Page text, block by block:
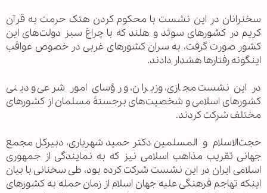
سخنرانان در این نشست با محکوم کردن هتک حرمت به قرآن
کریم در کشورهای سوئد و هلند که با چراغ سبز دولت‌های این
کشور صورت گرفت، به سران کشورهای غربی در خصوص عواقب
اینگونه رفتارها هشدار دادند.
در این نشست مجازی، وزیران، و رؤسای امور شرعی و دینی
کشورهای اسلامی و شخصیت‌های برجستۀ مسلمان از کشورهای
مختلف شرکت کردند.
حجت‌الاسلام و المسلمین دكتر حمید شهریاری، دبیرکل مجمع
جهانی تقریب مذاهب اسلامی نیز که به نمایندگی از جمهوری
اسلامی ایران در این نشست شرکت کرده بود، طی سخنانی با بیان
اینکه تهاجم فرهنگی علیه جهان اسلام از زمان حمله به کشورهای